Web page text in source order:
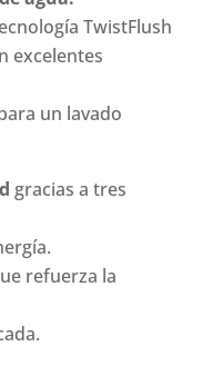
TwistFlush
excelentes
un lavado
gracias a tres
refuerza la